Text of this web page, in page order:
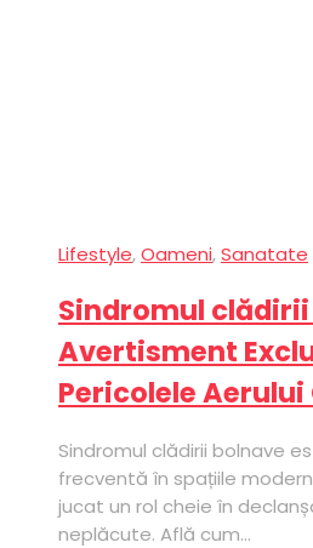
Lifestyle,Oameni,Sanatate
Sindromul
Avertisment
Pericolele
Sindromul clădirii bolnave
frecventă în spațiile
jucat un rol cheie în
neplăcute. Află cum...